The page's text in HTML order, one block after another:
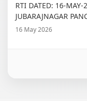
RTI DATED: 16-
JUBARAJNAGAR
16 May 2026